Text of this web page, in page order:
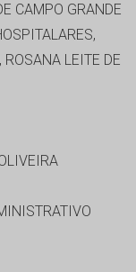
CAMPO GRANDE
LEITE DE